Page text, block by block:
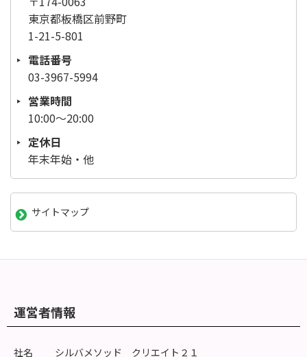
東京都板橋区前野町
1-21-5-801
電話番号
03-3967-5994
営業時間
10:00～20:00
定休日
年末年始・他
サイトマップ
運営者情報
社名 シルバメソッド クリエイト２１